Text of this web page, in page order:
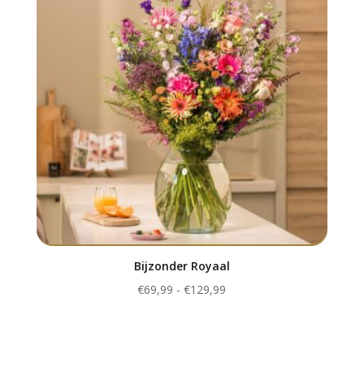
Bijzonder Royaal
€69,99 - €129,99